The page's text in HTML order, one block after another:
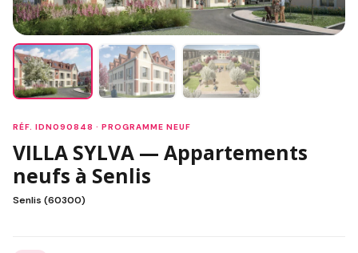
RÉF. IDN090848 · PROGRAMME NEUF
VILLA SYLVA — Appartements
neufs à Senlis
Senlis (60300)